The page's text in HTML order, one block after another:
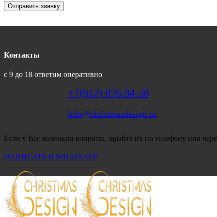
Отправить заявку
Контакты
с 9 до 18 ответим оперативно
+7(912) 076-94-38
info@christmasdesign.ru
Если у Вас возникли вопросы, задайте их по телефону или
НАПИСАТЬ В WHATSAPP